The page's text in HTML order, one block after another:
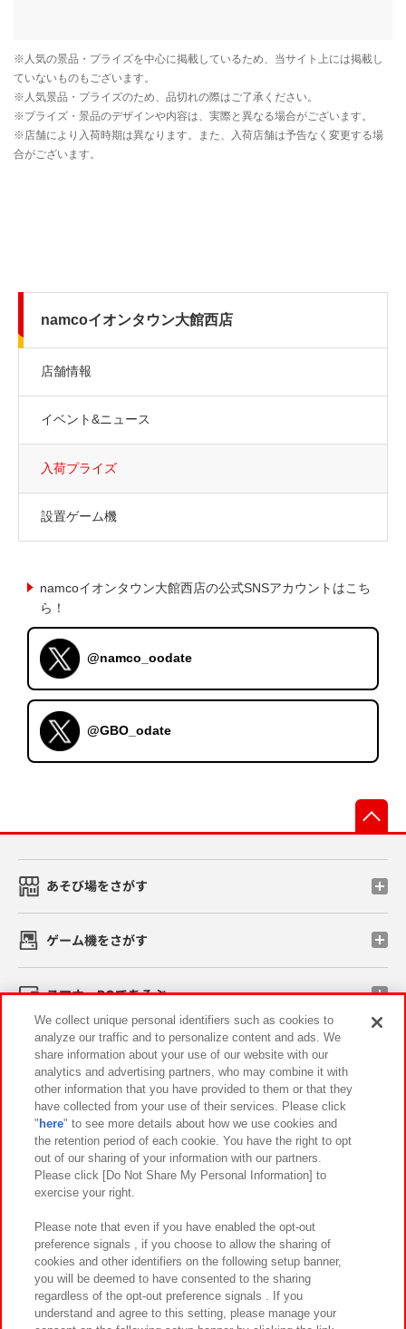
namcoイオンタウン大館西店
店舗情報
イベント&ニュース
入荷プライズ
設置ゲーム機
namcoイオンタウン大館西店の公式SNSアカウントはこち
ら！
@namco_oodate
@GBO_odate
あそび場をさがす
ゲーム機をさがす
スマホ・PCであそぶ
イベント・キャンペーン
関連会社 サステナビリティ サイトポリシー
プライバシーポリシー ウェブアクセシビリティ方針と検証結果
お取引先さまとともに
カスタマーハラスメント対応方針 よくあるご質問・お問い合わせ
We collect unique personal identifiers such as cookies to
analyze our traffic and to personalize content and ads. We
share information about your use of our website with our
analytics and advertising partners, who may combine it with
other information that you have provided to them or that they
have collected from your use of their services. Please click
" here" to see more details about how we use cookies and
the retention period of each cookie. You have the right to opt
out of our sharing of your information with our partners.
Please click [Do Not Share My Personal Information] to
exercise your right.
Please note that even if you have enabled the opt-out
preference signals , if you choose to allow the sharing of
cookies and other identifiers on the following setup banner,
you will be deemed to have consented to the sharing
regardless of the opt-out preference signals . If you
understand and agree to this setting, please manage your